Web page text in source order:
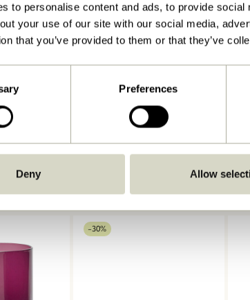
to personalise content and ads, to provide
your use of our site with our social media,
that you’ve provided to them or that they’ve
Preferences
Deny Allow
Se
-30%